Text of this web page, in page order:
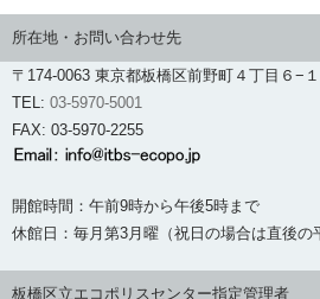
所在地・お問い合わせ先
〒174-0063 東京都板橋区前野町４丁目６−１
TEL: 03-5970-5001
FAX: 03-5970-2255
開館時間：午前9時から午後5時まで
休館日：毎月第3月曜（祝日の場合は直後の
板橋区立エコポリスセンター指定管理者